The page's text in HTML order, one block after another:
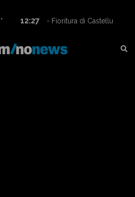
Castelluccio, tornano le navette